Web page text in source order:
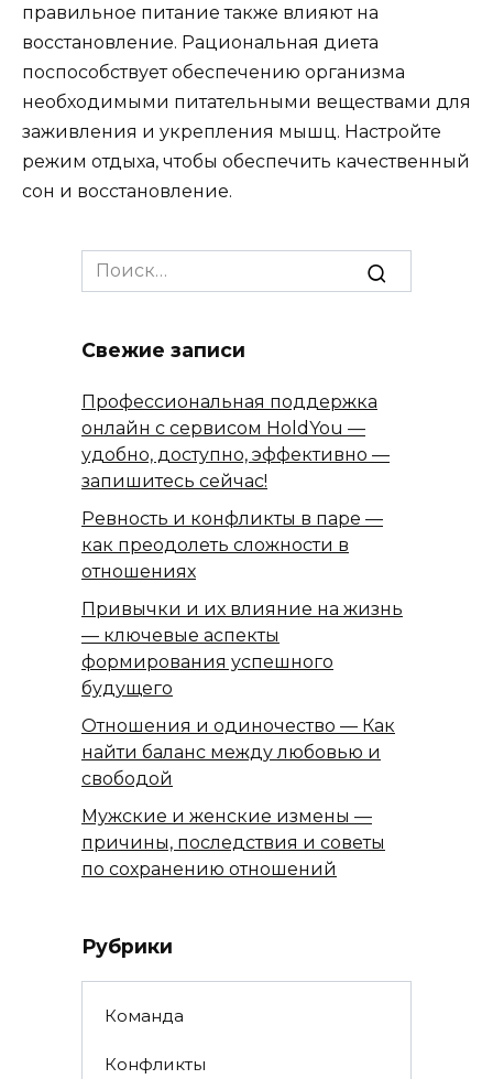
правильное питание также влияют на
восстановление. Рациональная диета
поспособствует обеспечению организма
необходимыми питательными веществами для
заживления и укрепления мышц. Настройте
режим отдыха, чтобы обеспечить качественный
сон и восстановление.
Search
for:
Свежие записи
Профессиональная поддержка
онлайн с сервисом HoldYou —
удобно, доступно, эффективно —
запишитесь сейчас!
Ревность и конфликты в паре —
как преодолеть сложности в
отношениях
Привычки и их влияние на жизнь
— ключевые аспекты
формирования успешного
будущего
Отношения и одиночество — Как
найти баланс между любовью и
свободой
Мужские и женские измены —
причины, последствия и советы
по сохранению отношений
Рубрики
Команда
Конфликты